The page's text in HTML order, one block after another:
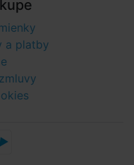
a platby